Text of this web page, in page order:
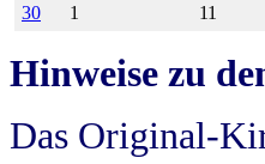
30 1 11
Hinweise zu
Das Original-